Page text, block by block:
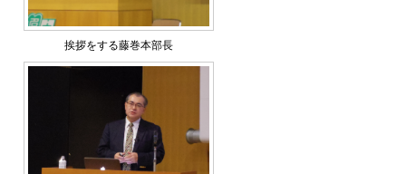
挨拶をする藤巻本部長